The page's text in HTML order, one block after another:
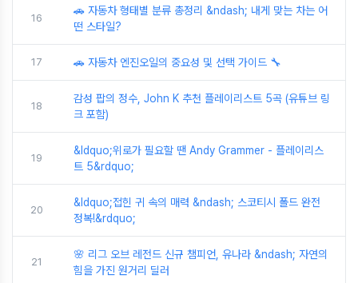
16
🚗 자동차 형태별 분류 총정리 &ndash; 내게 맞는 차는 어
떤 스타일?
17 🚗 자동차 엔진오일의 중요성 및 선택 가이드 🔧
18
감성 팝의 정수, John K 추천 플레이리스트 5곡 (유튜브 링
크 포함)
19
&ldquo;위로가 필요할 땐 Andy Grammer - 플레이리스
트 5&rdquo;
20
&ldquo;접힌 귀 속의 매력 &ndash; 스코티시 폴드 완전
정복!&rdquo;
21
🌸 리그 오브 레전드 신규 챔피언, 유나라 &ndash; 자연의
힘을 가진 원거리 딜러